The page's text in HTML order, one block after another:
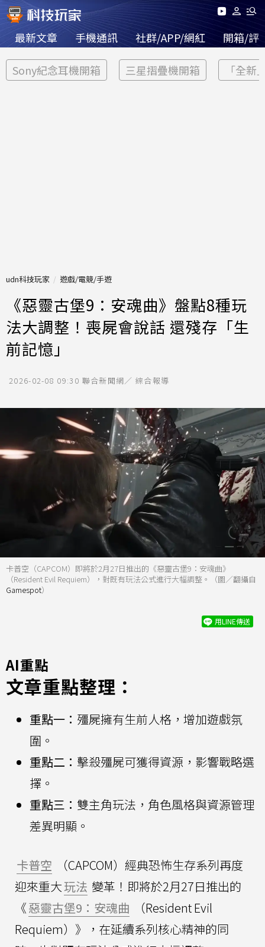
最新文章 手機通訊 社群/APP/網紅 開箱/評
Sony紀念耳機開箱 三星摺疊機開箱 「全新
udn科技玩家 遊戲/電競/手遊
《惡靈古堡9：安魂曲》盤點8種玩
法大調整！喪屍會說話 還殘存「生
前記憶」
2026-02-08 09:30 聯合新聞網／ 綜合報導
卡普空（CAPCOM）即將於2月27日推出的《惡靈古堡9：安魂曲》
（Resident Evil Requiem），對既有玩法公式進行大幅調整。（圖／翻攝自
Gamespot）
用LINE傳送
AI重點
文章重點整理：
重點一： 殭屍擁有生前人格，增加遊戲氛
圍。
重點二： 擊殺殭屍可獲得資源，影響戰略選
擇。
重點三： 雙主角玩法，角色風格與資源管理
差異明顯。
卡普空
（CAPCOM）經典恐怖生存系列再度
迎來重大玩法 變革！即將於2月27日推出的
《惡靈古堡9：安魂曲
（Resident Evil
Requiem）》，在延續系列核心精神的同